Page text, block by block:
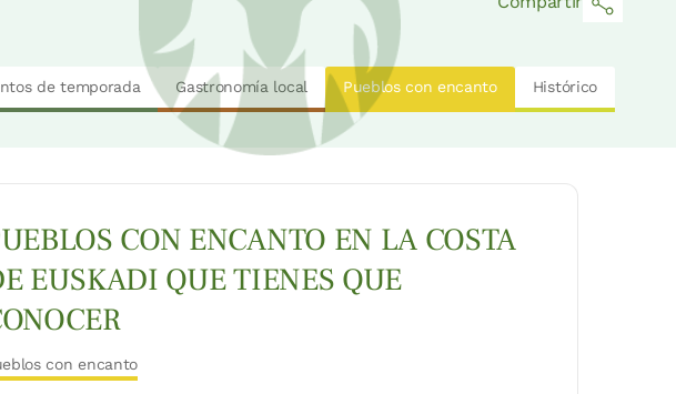
de temporada Gastronomía local Pueblos con encanto Histórico
CON ENCANTO EN LA COSTA
EUSKADI QUE TIENES QUE
con encanto